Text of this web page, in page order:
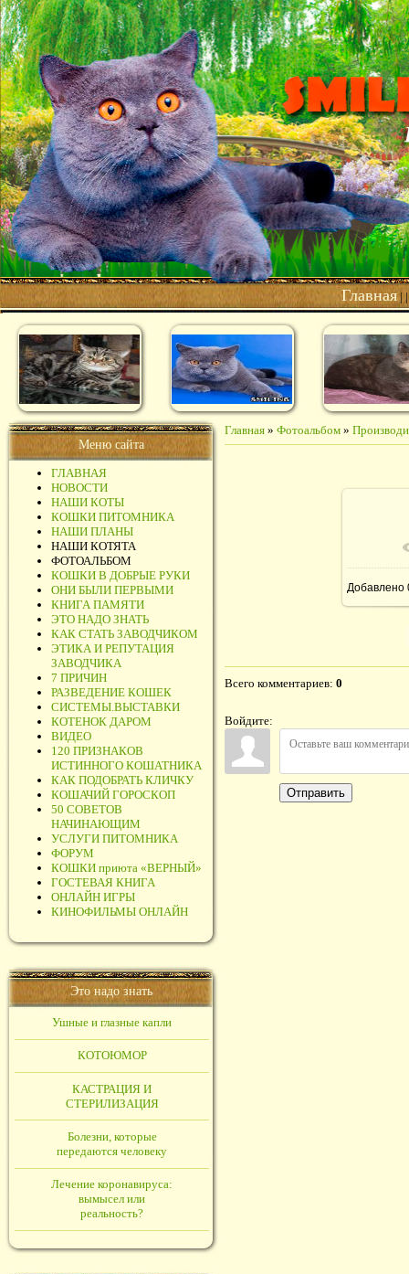
Главная |
Меню сайта
ГЛАВНАЯ
НОВОСТИ
НАШИ КОТЫ
КОШКИ ПИТОМНИКА
НАШИ ПЛАНЫ
НАШИ КОТЯТА
ФОТОАЛЬБОМ
КОШКИ В ДОБРЫЕ РУКИ
ОНИ БЫЛИ ПЕРВЫМИ
КНИГА ПАМЯТИ
ЭТО НАДО ЗНАТЬ
КАК СТАТЬ ЗАВОДЧИКОМ
ЭТИКА И РЕПУТАЦИЯ
ЗАВОДЧИКА
7 ПРИЧИН
РАЗВЕДЕНИЕ КОШЕК
СИСТЕМЫ.ВЫСТАВКИ
КОТЕНОК ДАРОМ
ВИДЕО
120 ПРИЗНАКОВ
ИСТИННОГО КОШАТНИКА
КАК ПОДОБРАТЬ КЛИЧКУ
КОШАЧИЙ ГОРОСКОП
50 СОВЕТОВ
НАЧИНАЮЩИМ
УСЛУГИ ПИТОМНИКА
ФОРУМ
КОШКИ приюта «ВЕРНЫЙ»
ГОСТЕВАЯ КНИГА
ОНЛАЙН ИГРЫ
КИНОФИЛЬМЫ ОНЛАЙН
Это надо знать
Ушные и глазные капли
КОТОЮМОР
КАСТРАЦИЯ И
СТЕРИЛИЗАЦИЯ
Болезни, которые
передаются человеку
Лечение коронавируса:
вымысел или
реальность?
Главная » Фотоальбом »
Добавлено
Всего комментариев: 0
Войдите:
Отправить